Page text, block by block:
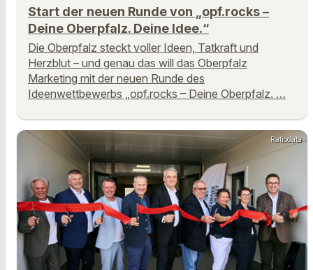
Start der neuen Runde von „opf.rocks –
Deine Oberpfalz. Deine Idee.“
Die Oberpfalz steckt voller Ideen, Tatkraft und
Herzblut – und genau das will das Oberpfalz
Marketing mit der neuen Runde des
Ideenwettbewerbs „opf.rocks – Deine Oberpfalz. …
Ratiodata